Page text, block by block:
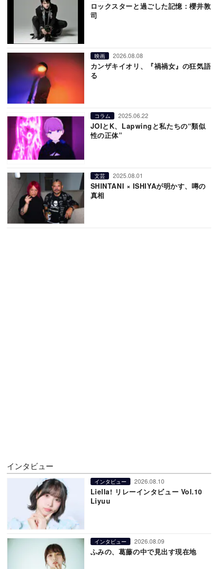
ロックスターと過ごした記憶：櫻井敦
司
映画 2026.08.08
カンザキイオリ、『禍禍女』の狂気語
る
コラム 2025.06.22
JOIとK、Lapwingと私たちの“類似
性の正体”
文芸 2025.08.01
SHINTANI × ISHIYAが明かす、噂の
真相
インタビュー
インタビュー 2026.08.10
Liella! リレーインタビュー Vol.10
Liyuu
インタビュー 2026.08.09
ふみの、葛藤の中で見出す現在地